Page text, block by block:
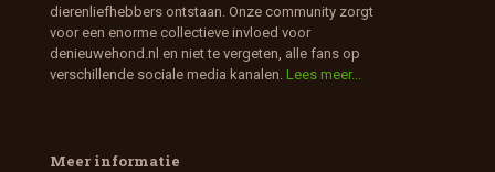
dierenliefhebbers ontstaan. Onze community zorgt
voor een enorme collectieve invloed voor
denieuwehond.nl en niet te vergeten, alle fans op
verschillende sociale media kanalen. Lees meer...
Meer informatie